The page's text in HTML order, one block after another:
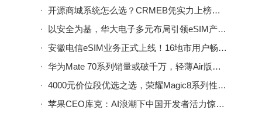
开源商城系统怎么选？CRMEB凭实力上榜，助力企业高效经营！
以安全为基，华大电子多元布局引领eSIM产业迈向新高度
安徽电信eSIM业务正式上线！16地市用户畅享“无卡”便捷通信新体验
华为Mate 70系列销量或破千万，轻薄Air版备案亮相，高端矩阵再扩容
4000元价位段优选之选，荣耀Magic8系列性能影像AI全拉满
苹果CEO库克：AI浪潮下中国开发者活力惊人，积极拥抱技术变革